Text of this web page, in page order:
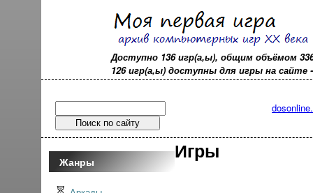
Доступно 136 игр(а,ы), общим объёмом
126 игр(а,ы) доступны для игры на сайте
Жанры Игры